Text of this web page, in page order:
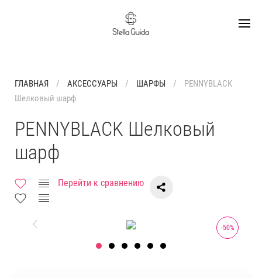
ГЛАВНАЯ АКСЕССУАРЫ ШАРФЫ
PENNYBLACK
Шелковый шарф
PENNYBLACK Шелковый
шарф
Перейти к сравнению
-50%